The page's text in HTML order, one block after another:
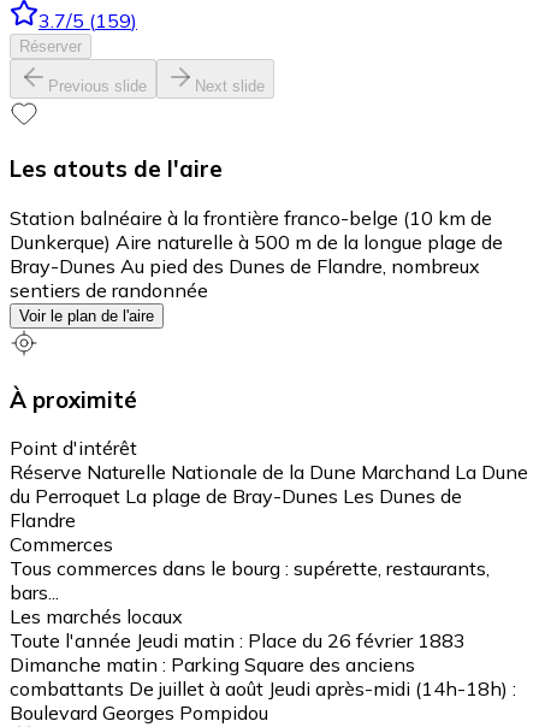
3.7/5 (159)
Réserver
Previous slide Next slide
Les atouts de l'aire
Station balnéaire à la frontière franco-belge (10 km de
Dunkerque) Aire naturelle à 500 m de la longue plage de
Bray-Dunes Au pied des Dunes de Flandre, nombreux
sentiers de randonnée
Voir le plan de l'aire
À proximité
Point d'intérêt
Réserve Naturelle Nationale de la Dune Marchand La Dune
du Perroquet La plage de Bray-Dunes Les Dunes de
Flandre
Commerces
Tous commerces dans le bourg : supérette, restaurants,
bars...
Les marchés locaux
Toute l'année Jeudi matin : Place du 26 février 1883
Dimanche matin : Parking Square des anciens
combattants De juillet à août Jeudi après-midi (14h-18h) :
Boulevard Georges Pompidou